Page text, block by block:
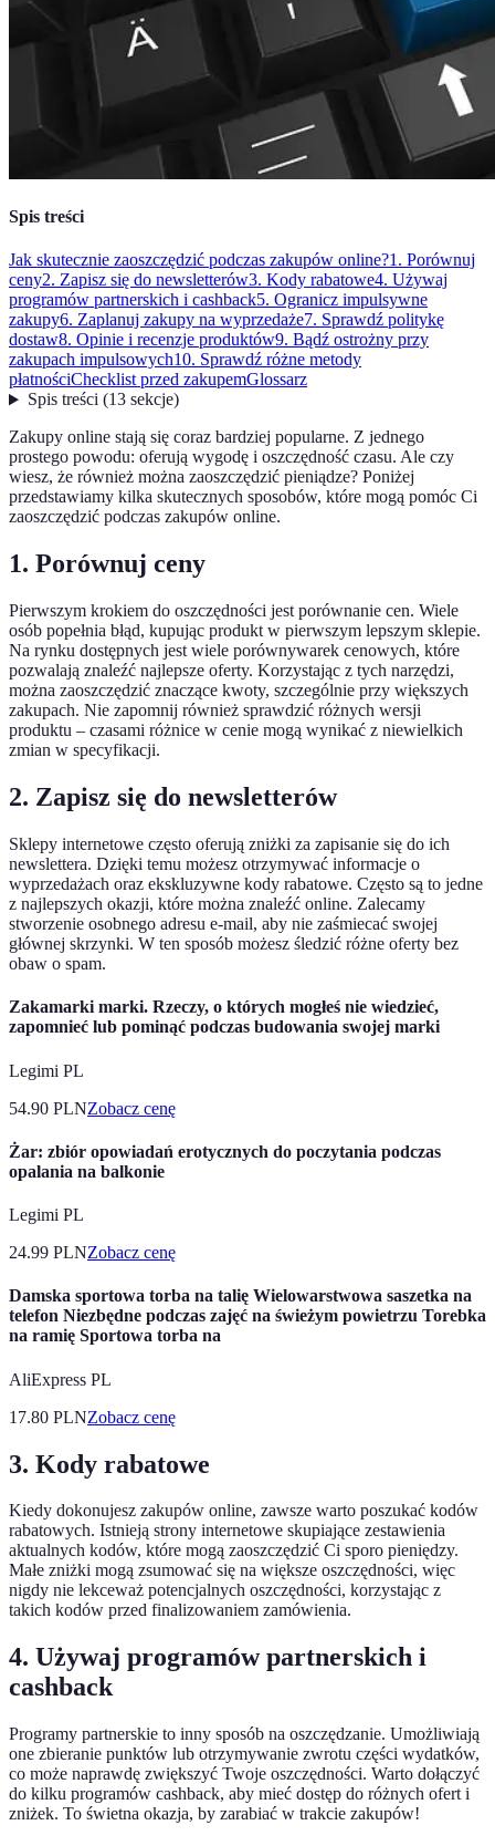
Spis treści
Jak skutecznie zaoszczędzić podczas zakupów online?1. Porównuj
ceny2. Zapisz się do newsletterów3. Kody rabatowe4. Używaj
programów partnerskich i cashback5. Ogranicz impulsywne
zakupy6. Zaplanuj zakupy na wyprzedaże7. Sprawdź politykę
dostaw8. Opinie i recenzje produktów9. Bądź ostrożny przy
zakupach impulsowych10. Sprawdź różne metody
płatnościChecklist przed zakupemGlossarz
Spis treści(13 sekcje)
Zakupy online stają się coraz bardziej popularne. Z jednego
prostego powodu: oferują wygodę i oszczędność czasu. Ale czy
wiesz, że również można zaoszczędzić pieniądze? Poniżej
przedstawiamy kilka skutecznych sposobów, które mogą pomóc Ci
zaoszczędzić podczas zakupów online.
1. Porównuj ceny
Pierwszym krokiem do oszczędności jest porównanie cen. Wiele
osób popełnia błąd, kupując produkt w pierwszym lepszym sklepie.
Na rynku dostępnych jest wiele porównywarek cenowych, które
pozwalają znaleźć najlepsze oferty. Korzystając z tych narzędzi,
można zaoszczędzić znaczące kwoty, szczególnie przy większych
zakupach. Nie zapomnij również sprawdzić różnych wersji
produktu – czasami różnice w cenie mogą wynikać z niewielkich
zmian w specyfikacji.
2. Zapisz się do newsletterów
Sklepy internetowe często oferują zniżki za zapisanie się do ich
newslettera. Dzięki temu możesz otrzymywać informacje o
wyprzedażach oraz ekskluzywne kody rabatowe. Często są to jedne
z najlepszych okazji, które można znaleźć online. Zalecamy
stworzenie osobnego adresu e-mail, aby nie zaśmiecać swojej
głównej skrzynki. W ten sposób możesz śledzić różne oferty bez
obaw o spam.
Zakamarki marki. Rzeczy, o których mogłeś nie wiedzieć,
zapomnieć lub pominąć podczas budowania swojej marki
Legimi PL
54.90 PLNZobacz cenę
Żar: zbiór opowiadań erotycznych do poczytania podczas
opalania na balkonie
Legimi PL
24.99 PLNZobacz cenę
Damska sportowa torba na talię Wielowarstwowa saszetka na
telefon Niezbędne podczas zajęć na świeżym powietrzu Torebka
na ramię Sportowa torba na
AliExpress PL
17.80 PLNZobacz cenę
3. Kody rabatowe
Kiedy dokonujesz zakupów online, zawsze warto poszukać kodów
rabatowych. Istnieją strony internetowe skupiające zestawienia
aktualnych kodów, które mogą zaoszczędzić Ci sporo pieniędzy.
Małe zniżki mogą zsumować się na większe oszczędności, więc
nigdy nie lekceważ potencjalnych oszczędności, korzystając z
takich kodów przed finalizowaniem zamówienia.
4. Używaj programów partnerskich i
cashback
Programy partnerskie to inny sposób na oszczędzanie. Umożliwiają
one zbieranie punktów lub otrzymywanie zwrotu części wydatków,
co może naprawdę zwiększyć Twoje oszczędności. Warto dołączyć
do kilku programów cashback, aby mieć dostęp do różnych ofert i
zniżek. To świetna okazja, by zarabiać w trakcie zakupów!